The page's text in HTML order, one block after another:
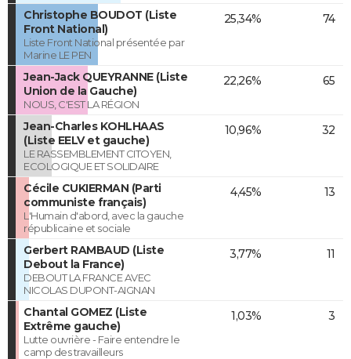
Christophe BOUDOT (Liste
Front National)
Liste Front National présentée par
Marine LE PEN
25,34% 74
Jean-Jack QUEYRANNE (Liste
Union de la Gauche)
NOUS, C'EST LA RÉGION
22,26% 65
Jean-Charles KOHLHAAS
(Liste EELV et gauche)
LE RASSEMBLEMENT CITOYEN,
ECOLOGIQUE ET SOLIDAIRE
10,96% 32
Cécile CUKIERMAN (Parti
communiste français)
L'Humain d'abord, avec la gauche
républicaine et sociale
4,45% 13
Gerbert RAMBAUD (Liste
Debout la France)
DEBOUT LA FRANCE AVEC
NICOLAS DUPONT-AIGNAN
3,77% 11
Chantal GOMEZ (Liste
Extrême gauche)
Lutte ouvrière - Faire entendre le
camp des travailleurs
1,03% 3